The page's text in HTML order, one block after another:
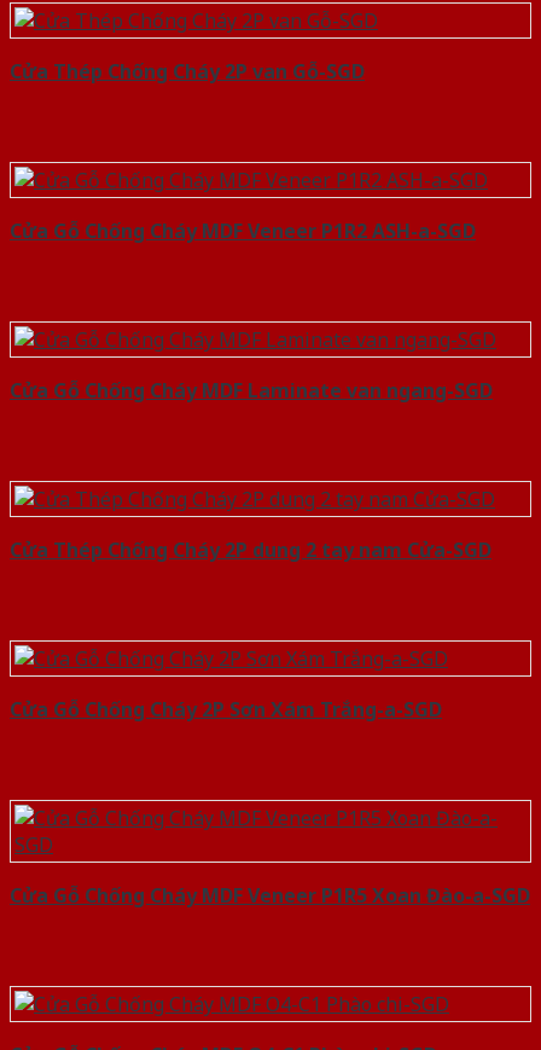
Cửa Thép Chống Cháy 2P van Gỗ-SGD
Cửa Gỗ Chống Cháy MDF Veneer P1R2 ASH-a-SGD
Cửa Gỗ Chống Cháy MDF Laminate van ngang-SGD
Cửa Thép Chống Cháy 2P dung 2 tay nam Cửa-SGD
Cửa Gỗ Chống Cháy 2P Sơn Xám Trắng-a-SGD
Cửa Gỗ Chống Cháy MDF Veneer P1R5 Xoan Đào-a-SGD